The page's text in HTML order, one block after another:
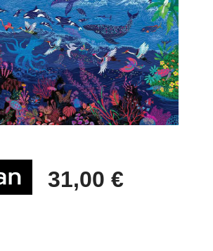
31,00 €